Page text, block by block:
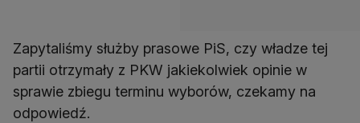
Zapytaliśmy służby prasowe PiS, czy władze tej
partii otrzymały z PKW jakiekolwiek opinie w
sprawie zbiegu terminu wyborów, czekamy na
odpowiedź.